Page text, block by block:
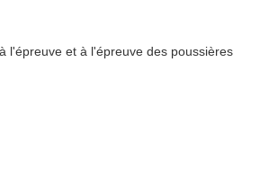
l'épreuve et à l'épreuve des poussières